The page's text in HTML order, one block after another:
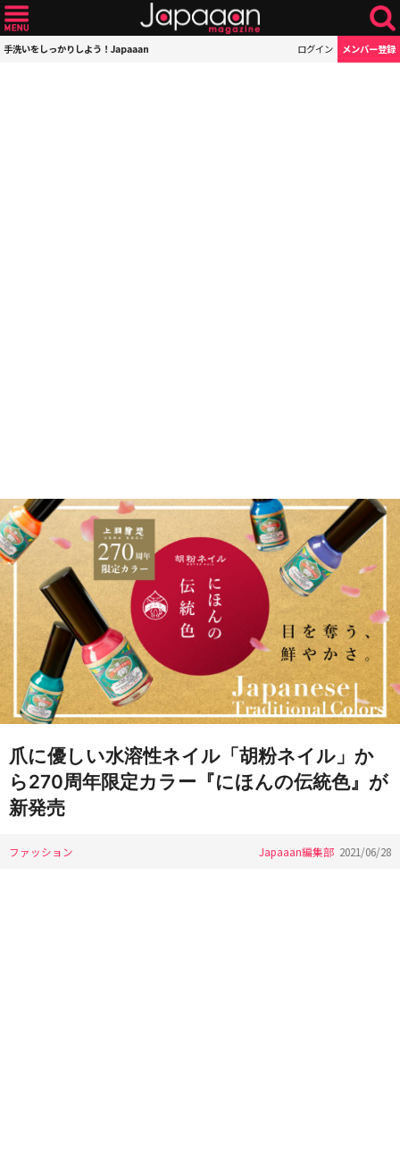
手洗いをしっかりしよう！Japaaan ログイン メンバー登録
爪に優しい水溶性ネイル「胡粉ネイル」か
ら270周年限定カラー『にほんの伝統色』が
新発売
ファッション Japaaan編集部 2021/06/28